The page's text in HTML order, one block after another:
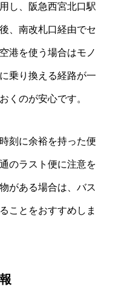
し、阪急西宮北口駅
、南改札口経由でセ
港を使う場合はモノ
乗り換える経路が一
くのが安心です。
刻に余裕を持った便
のラスト便に注意を
がある場合は、バス
ことをおすすめしま